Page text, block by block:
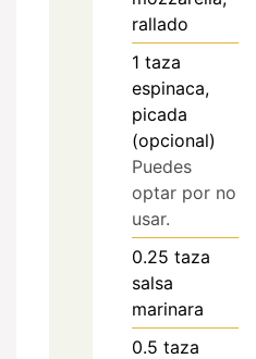
rallado
1 taza
espinaca,
picada
(opcional)
Puedes
optar por no
usar.
0.25 taza
salsa
marinara
0.5 taza